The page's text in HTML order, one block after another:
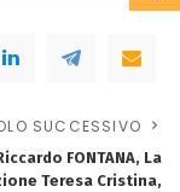
SUCCESSIVO
FONTANA, La
Teresa Cristina,